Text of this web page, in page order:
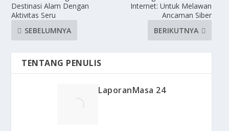
Destinasi Alam Dengan
Aktivitas Seru
SEBELUMNYA
Internet: Untuk Melawan
Ancaman Siber
BERIKUTNYA
TENTANG PENULIS
LaporanMasa 24